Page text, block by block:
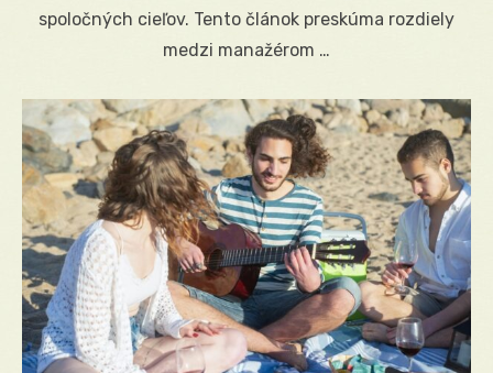
spoločných cieľov. Tento článok preskúma rozdiely
medzi manažérom …